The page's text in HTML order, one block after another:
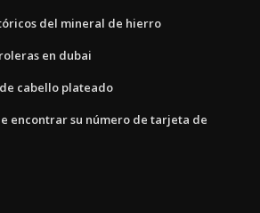
del mineral de hierro
en dubai
cabello plateado
encontrar su número de tarjeta de